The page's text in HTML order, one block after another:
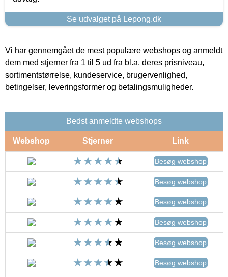
Se udvalget på Lepong.dk
Vi har gennemgået de mest populære webshops og anmeldt
dem med stjerner fra 1 til 5 ud fra bl.a. deres prisniveau,
sortimentstørrelse, kundeservice, brugervenlighed,
betingelser, leveringsformer og betalingsmuligheder.
Bedst anmeldte webshops
Webshop Stjerner Link
Besøg webshop
Besøg webshop
Besøg webshop
Besøg webshop
Besøg webshop
Besøg webshop